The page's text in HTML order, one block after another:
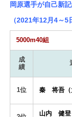
岡原選手が自己新記
（2021年12月4～5
5000m40組
成
績
1位 秦 将吾（
山内 健登